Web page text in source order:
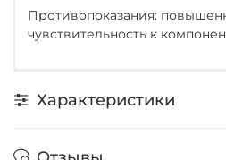
Противопоказания:
чувствительность к
Характеристики